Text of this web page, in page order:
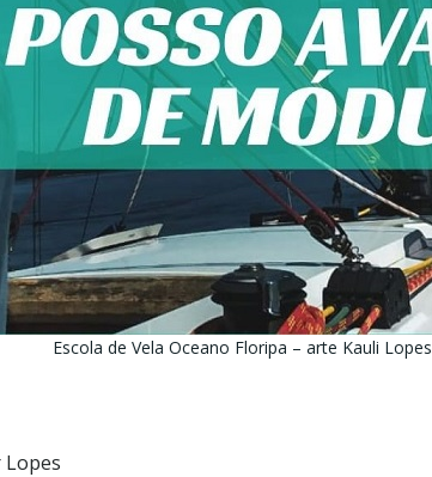
Escola de Vela Oceano Floripa – arte Kauli Lopes